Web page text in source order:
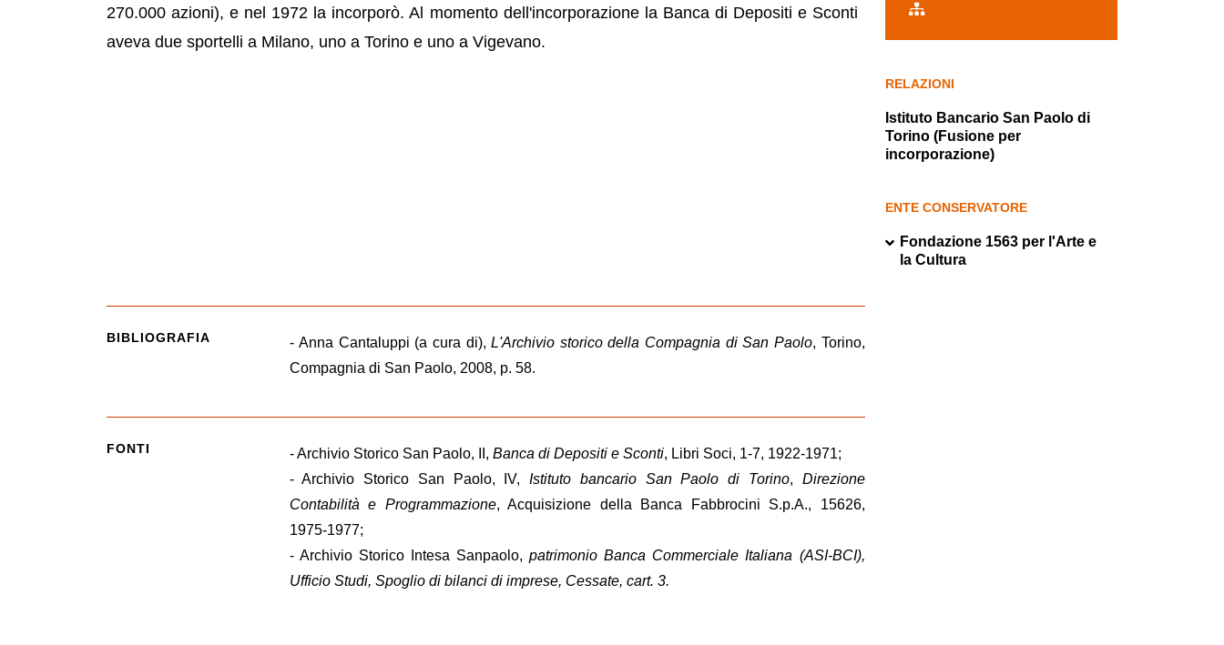
270.000 azioni), e nel 1972 la incorporò. Al momento dell'incorporazione la Banca di Depositi e Sconti
aveva due sportelli a Milano, uno a Torino e uno a Vigevano.
RELAZIONI
Istituto Bancario San Paolo di
Torino (Fusione per
incorporazione)
ENTE CONSERVATORE
Fondazione 1563 per l'Arte e
la Cultura
BIBLIOGRAFIA - Anna Cantaluppi (a cura di),L'Archivio storico della Compagnia di San Paolo, Torino,
Compagnia di San Paolo, 2008, p. 58.
FONTI - Archivio Storico San Paolo, II, Banca di Depositi e Sconti, Libri Soci, 1-7, 1922-1971;
- Archivio Storico San Paolo, IV,Istituto bancario San Paolo di Torino, Direzione
Contabilità e Programmazione, Acquisizione della Banca Fabbrocini S.p.A., 15626,
1975-1977;
- Archivio Storico Intesa Sanpaolo,patrimonio Banca Commerciale Italiana (ASI-BCI),
Ufficio Studi, Spoglio di bilanci di imprese, Cessate, cart. 3.